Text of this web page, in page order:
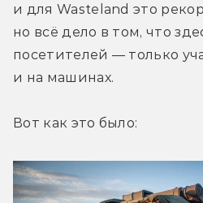
и для Wasteland это
но всё дело в том, что
посетителей — только
и на машинах.
Вот как это было: